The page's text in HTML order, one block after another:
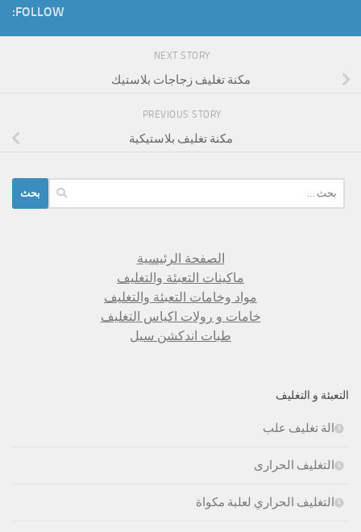
FOLLOW:
NEXT STORY
مكنة تغليف زجاجات بلاستيك
PREVIOUS STORY
مكنة تغليف بلاستيكية
عن:
الصفحة الرئيسية
ماكينات التعبئة والتغليف
مواد وخامات التعبئة والتغليف
خامات و رولات اكياس التغليف
طبات اندكشن سيل
التعبئة و التغليف
الة تغليف علب
التغليف الحرارى
التغليف الحراري لعلبة مكواة